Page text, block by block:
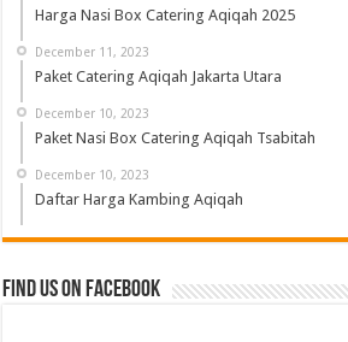
Harga Nasi Box Catering Aqiqah 2025
December 11, 2023
Paket Catering Aqiqah Jakarta Utara
December 10, 2023
Paket Nasi Box Catering Aqiqah Tsabitah
December 10, 2023
Daftar Harga Kambing Aqiqah
Find us on Facebook